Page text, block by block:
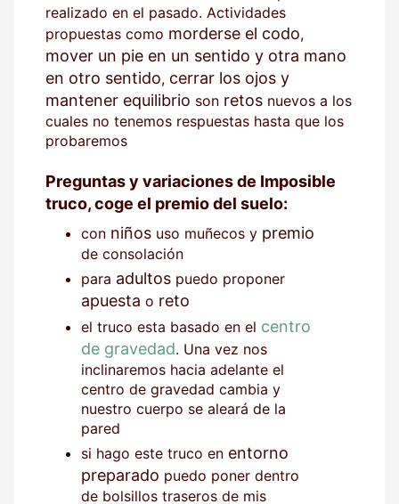
realizado en el pasado. Actividades
propuestas como morderse el codo,
mover un pie en un sentido y otra mano
en otro sentido, cerrar los ojos y
mantener equilibrio son retos nuevos a los
cuales no tenemos respuestas hasta que los
probaremos
Preguntas y variaciones de Imposible
truco, coge el premio del suelo:
con niños uso muñecos y premio
de consolación
para adultos puedo proponer
apuesta o reto
el truco esta basado en el centro
de gravedad. Una vez nos
inclinaremos hacia adelante el
centro de gravedad cambia y
nuestro cuerpo se aleará de la
pared
si hago este truco en entorno
preparado puedo poner dentro
de bolsillos traseros de mis